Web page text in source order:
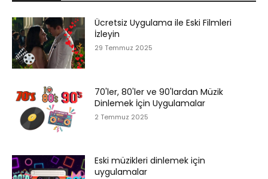
Ücretsiz Uygulama ile Eski Filmleri
İzleyin
29 Temmuz 2025
70'ler, 80'ler ve 90'lardan Müzik
Dinlemek İçin Uygulamalar
2 Temmuz 2025
Eski müzikleri dinlemek için
uygulamalar